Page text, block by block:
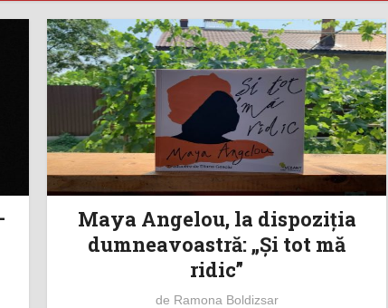
Maya Angelou, la dispoziția
dumneavoastră: „Și tot mă
ridic”
de Ramona Boldizsar
vine la
Lansare de
şi...
Concurs de reportaj
literar pentru noile
generații...
3 minute de citire